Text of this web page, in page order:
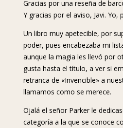
Gracias por una reseña de
Y gracias por el aviso, Javi. Yo,
Un libro muy apetecible, por
poder, pues encabezaba mi
aunque la magia les llevó por
gusta hasta el título, a ver si
retranca de «Invencible» a
llamamos como se merece.
Ojalá el señor Parker le
categoría a la que se conoce